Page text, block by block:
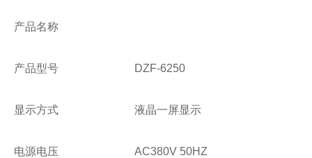
产品名称
产品型号 DZF-6250
显示方式 液晶一屏显示
电源电压 AC380V 50HZ